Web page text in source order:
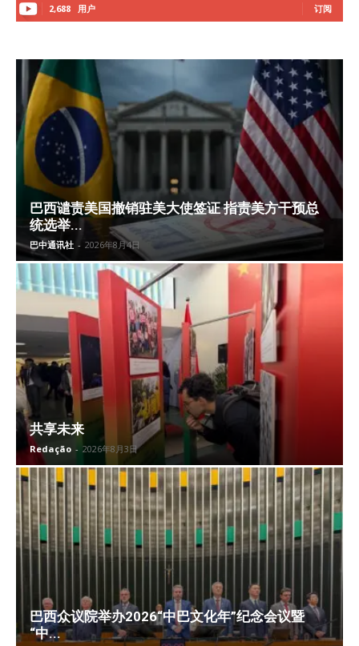
2,688 用户 订阅
巴西谴责美国撤销驻美大使签证 指责美方干预总
统选举...
巴中通讯社 - 2026年8月4日
共享未来
Redação - 2026年8月3日
巴西众议院举办2026“中巴文化年”纪念会议暨
“中...